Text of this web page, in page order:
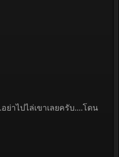
ย่าไปไล่เขาเลยครับ....โดน